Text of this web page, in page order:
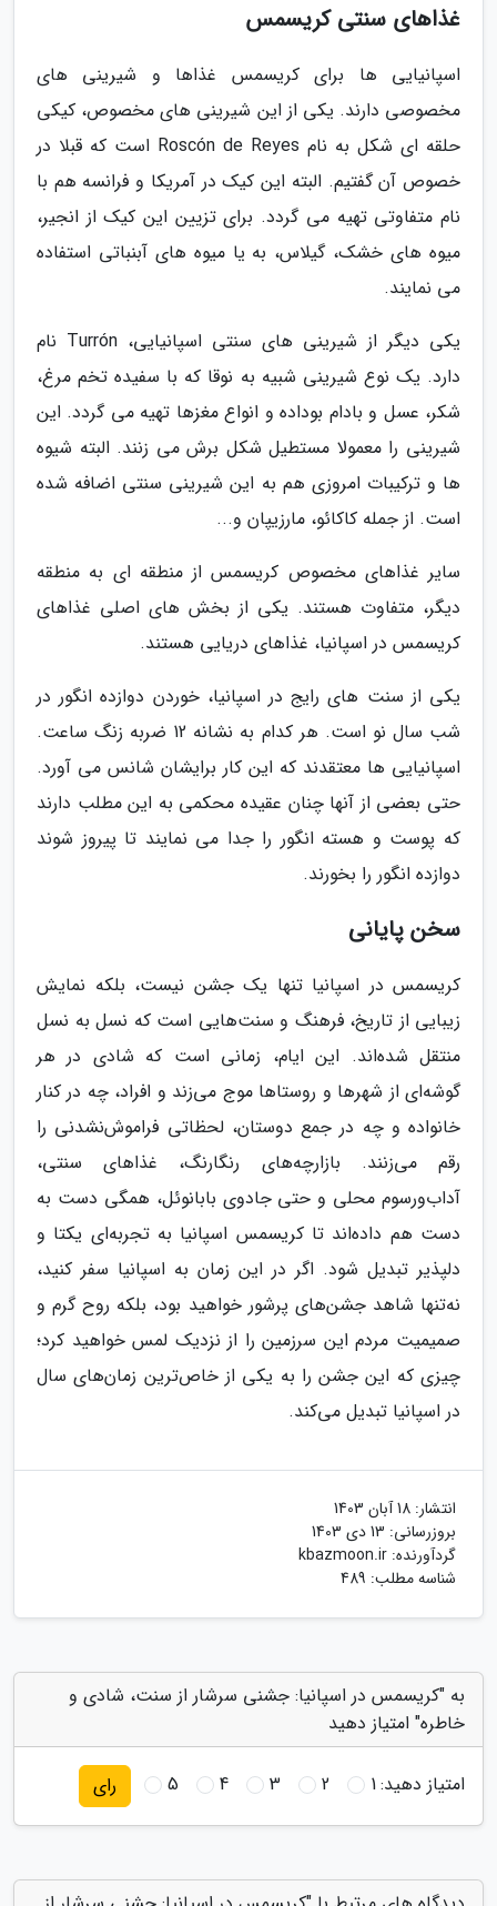
غذاهای سنتی کریسمس
اسپانیایی ها برای کریسمس غذاها و شیرینی های
مخصوصی دارند. یکی از این شیرینی های مخصوص، کیکی
حلقه ای شکل به نام Roscón de Reyes است که قبلا در
خصوص آن گفتیم. البته این کیک در آمریکا و فرانسه هم با
نام متفاوتی تهیه می گردد. برای تزیین این کیک از انجیر،
میوه های خشک، گیلاس، به یا میوه های آبنباتی استفاده
می نمایند.
یکی دیگر از شیرینی های سنتی اسپانیایی، Turrón نام
دارد. یک نوع شیرینی شبیه به نوقا که با سفیده تخم مرغ،
شکر، عسل و بادام بوداده و انواع مغزها تهیه می گردد. این
شیرینی را معمولا مستطیل شکل برش می زنند. البته شیوه
ها و ترکیبات امروزی هم به این شیرینی سنتی اضافه شده
است. از جمله کاکائو، مارزیپان و...
سایر غذاهای مخصوص کریسمس از منطقه ای به منطقه
دیگر، متفاوت هستند. یکی از بخش های اصلی غذاهای
کریسمس در اسپانیا، غذاهای دریایی هستند.
یکی از سنت های رایج در اسپانیا، خوردن دوازده انگور در
شب سال نو است. هر کدام به نشانه 12 ضربه زنگ ساعت.
اسپانیایی ها معتقدند که این کار برایشان شانس می آورد.
حتی بعضی از آنها چنان عقیده محکمی به این مطلب دارند
که پوست و هسته انگور را جدا می نمایند تا پیروز شوند
دوازده انگور را بخورند.
سخن پایانی
کریسمس در اسپانیا تنها یک جشن نیست، بلکه نمایش
زیبایی از تاریخ، فرهنگ و سنت‌هایی است که نسل به نسل
منتقل شده‌اند. این ایام، زمانی است که شادی در هر
گوشه‌ای از شهرها و روستاها موج می‌زند و افراد، چه در کنار
خانواده و چه در جمع دوستان، لحظاتی فراموش‌نشدنی را
رقم می‌زنند. بازارچه‌های رنگارنگ، غذاهای سنتی،
آداب‌ورسوم محلی و حتی جادوی بابانوئل، همگی دست به
دست هم داده‌اند تا کریسمس اسپانیا به تجربه‌ای یکتا و
دلپذیر تبدیل شود. اگر در این زمان به اسپانیا سفر کنید،
نه‌تنها شاهد جشن‌های پرشور خواهید بود، بلکه روح گرم و
صمیمیت مردم این سرزمین را از نزدیک لمس خواهید کرد؛
چیزی که این جشن را به یکی از خاص‌ترین زمان‌های سال
در اسپانیا تبدیل می‌کند.
انتشار: 18 آبان 1403
بروزرسانی: 13 دی 1403
گردآورنده: kbazmoon.ir
شناسه مطلب: 489
به "کریسمس در اسپانیا: جشنی سرشار از سنت، شادی و
خاطره" امتیاز دهید
امتیاز دهید:1
2
3
4
5 رای